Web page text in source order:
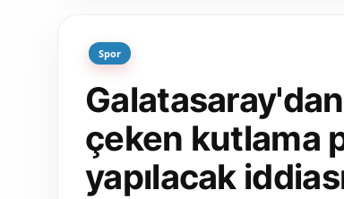
Spor
çeken kutlama
yapılacak